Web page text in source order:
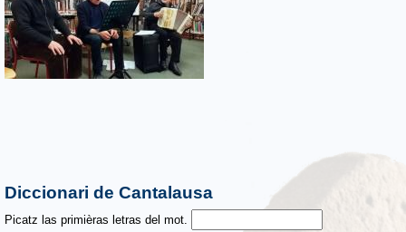
Diccionari de Cantalausa
Picatz las primièras letras del mot.